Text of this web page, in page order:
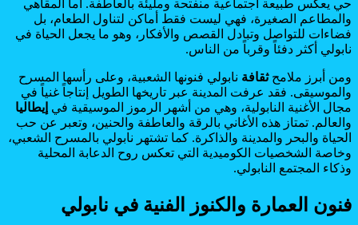
حي يعكس طبيعة اجتماعية منفتحة ومليئة بالعاطفة. أما المقاهي
والمطاعم الصغيرة، فهي ليست فقط أماكن لتناول الطعام، بل
فضاءات للتواصل وتبادل القصص والأفكار، وهو ما يجعل الحياة في
نابولي أكثر دفئاً وقرباً من الناس.
ومن أبرز ملامحثقافة نابولي فنونها الشعبية، وعلى رأسها المسرح
والموسيقى. فقد عرفت المدينة عبر تاريخها الطويل إنتاجاً غنياً في
مجال الأغنية النابولية، وهي من أشهر الرموز الموسيقية في إيطاليا
والعالم. تمتاز هذه الأغاني بالرقة والعاطفة والحنين، وتعبر عن حب
الحياة والبحر والمدينة والذاكرة. كما تشتهر نابولي بالمسرح الشعبي،
وخاصة الشخصيات الكوميدية التي تعكس روح الدعابة المحلية
وذكاء المجتمع النابولي.
فنون العمارة والكنوز الفنية في نابولي